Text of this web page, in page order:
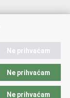
Ne prihvaćam
Ne prihvaćam
Ne prihvaćam